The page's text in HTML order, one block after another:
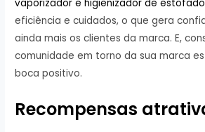
vaporizador e higienizador de
eficiência e cuidados, o que gera
ainda mais os clientes da marca. E,
comunidade em torno da sua marca
boca positivo.
Recompensas